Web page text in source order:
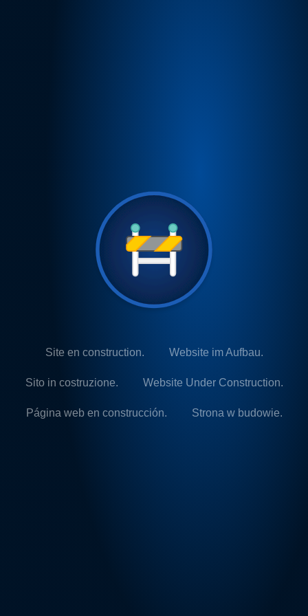
Site en construction. Website im Aufbau.
Sito in costruzione. Website Under Construction.
Página web en construcción. Strona w budowie.